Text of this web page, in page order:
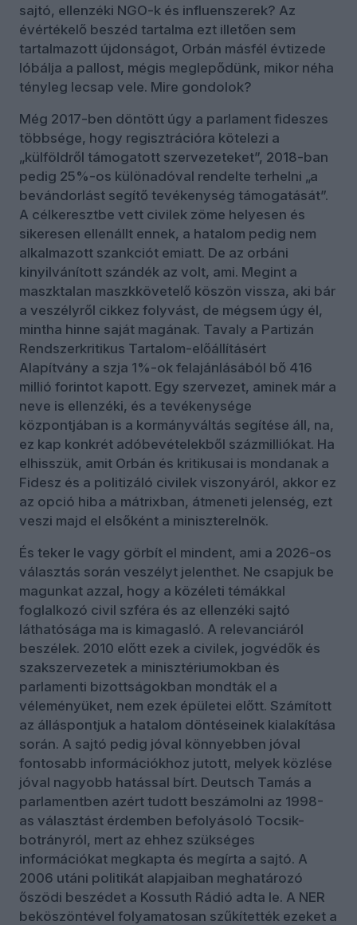
sajtó, ellenzéki NGO-k és influenszerek? Az
évértékelő beszéd tartalma ezt illetően sem
tartalmazott újdonságot, Orbán másfél évtizede
lóbálja a pallost, mégis meglepődünk, mikor néha
tényleg lecsap vele. Mire gondolok?
Még 2017-ben döntött úgy a parlament fideszes
többsége, hogy regisztrációra kötelezi a
„külföldről támogatott szervezeteket”, 2018-ban
pedig 25%-os különadóval rendelte terhelni „a
bevándorlást segítő tevékenység támogatását”.
A célkeresztbe vett civilek zöme helyesen és
sikeresen ellenállt ennek, a hatalom pedig nem
alkalmazott szankciót emiatt. De az orbáni
kinyilvánított szándék az volt, ami. Megint a
maszktalan maszkkövetelő köszön vissza, aki bár
a veszélyről cikkez folyvást, de mégsem úgy él,
mintha hinne saját magának. Tavaly a Partizán
Rendszerkritikus Tartalom-előállításért
Alapítvány a szja 1%-ok felajánlásából bő 416
millió forintot kapott. Egy szervezet, aminek már a
neve is ellenzéki, és a tevékenysége
központjában is a kormányváltás segítése áll, na,
ez kap konkrét adóbevételekből százmilliókat. Ha
elhisszük, amit Orbán és kritikusai is mondanak a
Fidesz és a politizáló civilek viszonyáról, akkor ez
az opció hiba a mátrixban, átmeneti jelenség, ezt
veszi majd el elsőként a miniszterelnök.
És teker le vagy görbít el mindent, ami a 2026-os
választás során veszélyt jelenthet. Ne csapjuk be
magunkat azzal, hogy a közéleti témákkal
foglalkozó civil szféra és az ellenzéki sajtó
láthatósága ma is kimagasló. A relevanciáról
beszélek. 2010 előtt ezek a civilek, jogvédők és
szakszervezetek a minisztériumokban és
parlamenti bizottságokban mondták el a
véleményüket, nem ezek épületei előtt. Számított
az álláspontjuk a hatalom döntéseinek kialakítása
során. A sajtó pedig jóval könnyebben jóval
fontosabb információkhoz jutott, melyek közlése
jóval nagyobb hatással bírt. Deutsch Tamás a
parlamentben azért tudott beszámolni az 1998-
as választást érdemben befolyásoló Tocsik-
botrányról, mert az ehhez szükséges
információkat megkapta és megírta a sajtó. A
2006 utáni politikát alapjaiban meghatározó
őszödi beszédet a Kossuth Rádió adta le. A NER
beköszöntével folyamatosan szűkítették ezeket a